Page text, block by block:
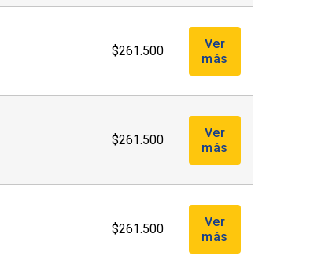
$261.500
Ver
más
$261.500
Ver
más
$261.500
Ver
más